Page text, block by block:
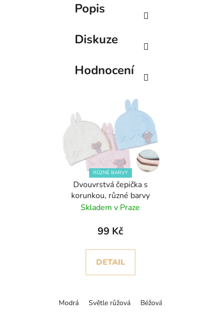
Popis
Diskuze
Hodnocení
RŮZNÉ BARVY
Dvouvrstvá čepička s
korunkou, různé barvy
Skladem v Praze
99 Kč
DETAIL
Modrá Světle růžová Béžová